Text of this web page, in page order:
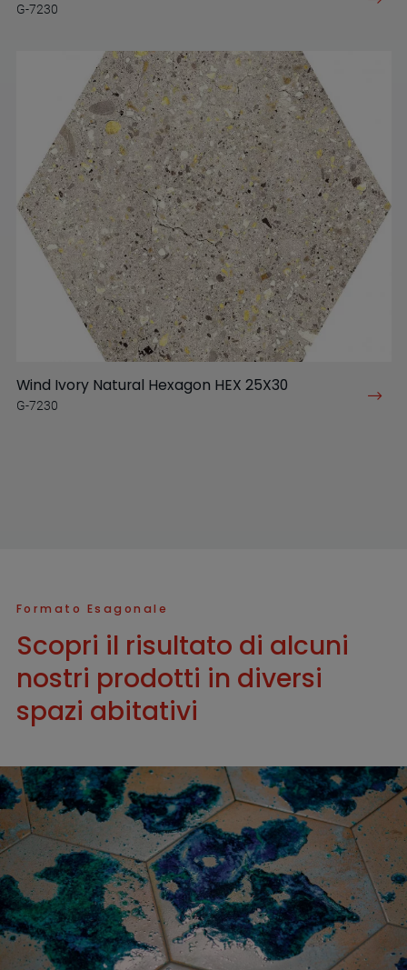
G-7230
Wind Ivory Natural Hexagon HEX 25X30
G-7230
Formato Esagonale
Scopri il risultato di alcuni
nostri prodotti in diversi
spazi abitativi